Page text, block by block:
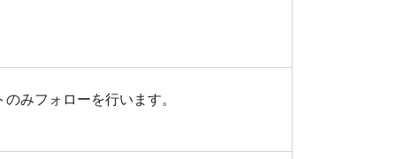
みフォローを行います。